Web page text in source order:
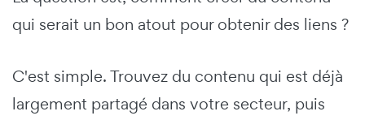
qui serait un bon atout pour obtenir des liens ?
C'est simple. Trouvez du contenu qui est déjà
largement partagé dans votre secteur, puis